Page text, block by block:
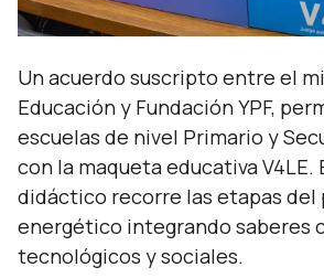
Un acuerdo suscripto entre el
Educación y Fundación YPF,
escuelas de nivel Primario y
con la maqueta educativa V4LE.
didáctico recorre las etapas del
energético integrando saberes
tecnológicos y sociales.